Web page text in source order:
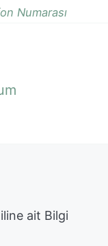
Numarası
ait Bilgi